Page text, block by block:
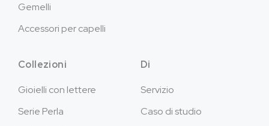
Gemelli
Accessori per capelli
Collezioni
Gioielli con lettere
Serie Perla
Di
Servizio
Caso di studio